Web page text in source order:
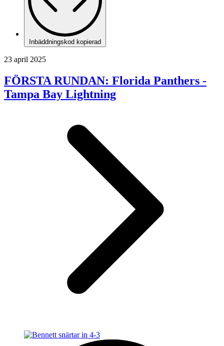
Inbäddningskod kopierad
23 april 2025
FÖRSTA RUNDAN: Florida Panthers -
Tampa Bay Lightning